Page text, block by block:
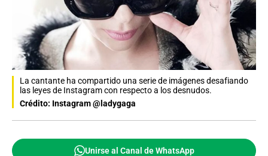
La cantante ha compartido una serie de imágenes desafiando
las leyes de Instagram con respecto a los desnudos.
Crédito: Instagram @ladygaga
Unirse al Canal de WhatsApp